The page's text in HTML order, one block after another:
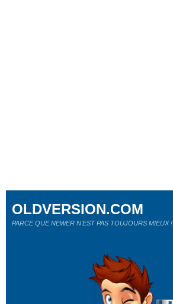
OLDVERSION.COM
PARCE QUE NEWER N'EST PAS TOUJOURS MIEUX !